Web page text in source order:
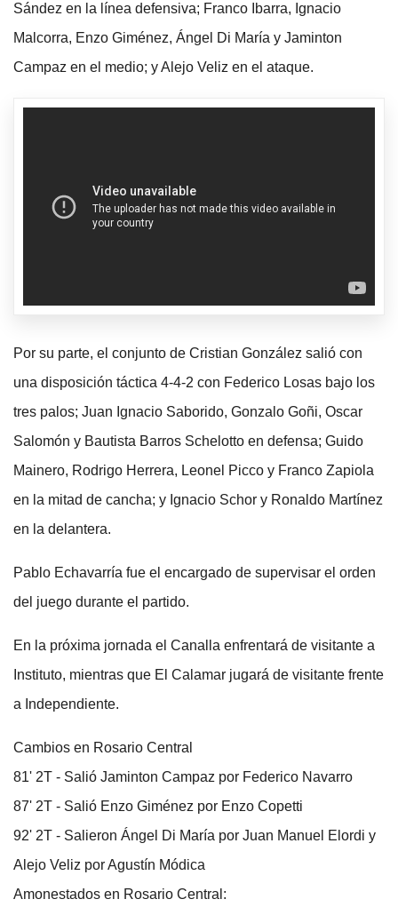
Sández en la línea defensiva; Franco Ibarra, Ignacio
Malcorra, Enzo Giménez, Ángel Di María y Jaminton
Campaz en el medio; y Alejo Veliz en el ataque.
Por su parte, el conjunto de Cristian González salió con
una disposición táctica 4-4-2 con Federico Losas bajo los
tres palos; Juan Ignacio Saborido, Gonzalo Goñi, Oscar
Salomón y Bautista Barros Schelotto en defensa; Guido
Mainero, Rodrigo Herrera, Leonel Picco y Franco Zapiola
en la mitad de cancha; y Ignacio Schor y Ronaldo Martínez
en la delantera.
Pablo Echavarría fue el encargado de supervisar el orden
del juego durante el partido.
En la próxima jornada el Canalla enfrentará de visitante a
Instituto, mientras que El Calamar jugará de visitante frente
a Independiente.
Cambios en Rosario Central
81' 2T - Salió Jaminton Campaz por Federico Navarro
87' 2T - Salió Enzo Giménez por Enzo Copetti
92' 2T - Salieron Ángel Di María por Juan Manuel Elordi y
Alejo Veliz por Agustín Módica
Amonestados en Rosario Central: